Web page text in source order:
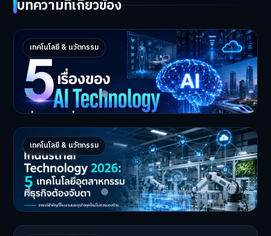
บทความที่เกี่ยวข้อง
เทคโนโลยี & นวัตกรรม
5 เรื่องของ AI Technology ที่กำลังเปลี่ยนโลก
ในปี 2026
5 AI Technology ที่กำล…
Master Bussiness 2 กรกฎาคม 2026
เทคโนโลยี & นวัตกรรม
Industrial 2026 : 5 เทคโนโลยีอุตสาหกรรมที่
ธุรกิจต้องจับตา
Industrial Technology …
Master Bussiness 1 กรกฎาคม 2026